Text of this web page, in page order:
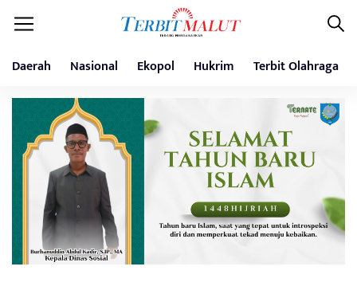
Daerah Nasional Ekopol Hukrim Terbit Olahraga